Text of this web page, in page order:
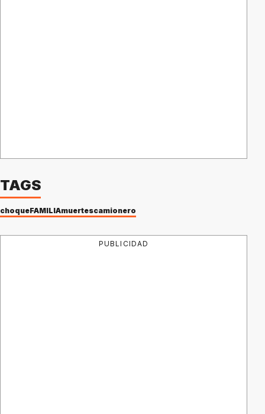
TAGS
choqueFAMILIAmuertescamionero
PUBLICIDAD